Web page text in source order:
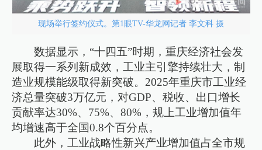
现场举行签约仪式。第1眼TV-华龙网记者 李文科 摄
数据显示，“十四五”时期，重庆经济社会发
展取得一系列新成效，工业主引擎持续壮大，制
造业规模能级取得新突破。2025年重庆市工业经
济总量突破3万亿元，对GDP、税收、出口增长
贡献率达30%、75%、80%，规上工业增加值年
均增速高于全国0.8个百分点。
此外，工业战略性新兴产业增加值占全市规